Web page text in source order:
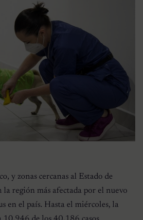
y zonas cercanas al Estado de
región más afectada por el nuevo
en el país. Hasta el miércoles, la